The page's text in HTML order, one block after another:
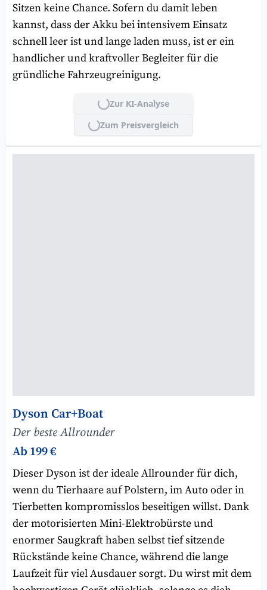
Sitzen keine Chance. Sofern du damit leben
kannst, dass der Akku bei intensivem Einsatz
schnell leer ist und lange laden muss, ist er ein
handlicher und kraftvoller Begleiter für die
gründliche Fahrzeugreinigung.
Lade...
Zur KI-Analyse
Lade...
Zum Preisvergleich
Dyson Car+Boat
Der beste Allrounder
Ab 199 €
Dieser Dyson ist der ideale Allrounder für dich,
wenn du Tierhaare auf Polstern, im Auto oder in
Tierbetten kompromisslos beseitigen willst. Dank
der motorisierten Mini-Elektrobürste und
enormer Saugkraft haben selbst tief sitzende
Rückstände keine Chance, während die lange
Laufzeit für viel Ausdauer sorgt. Du wirst mit dem